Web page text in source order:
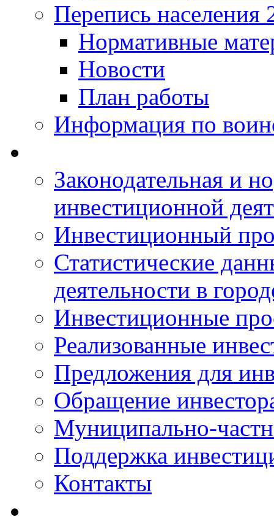
Перепись населения
Нормативные
Новости
План работы
Информация по
Законодательная и
инвестиционной
Инвестиционный
Статистические
деятельности в
Инвестиционные
Реализованные
Предложения для
Обращение
Муниципально-
Поддержка
Контакты